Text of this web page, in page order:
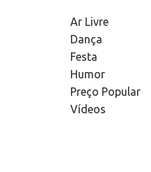
Ar Livre
Dança
Festa
Humor
Preço Popular
Vídeos